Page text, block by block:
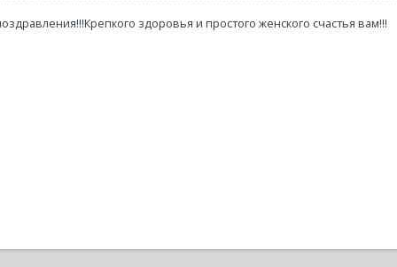
здоровья и простого женского счастья вам!!!